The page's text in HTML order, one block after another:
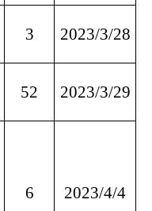
3 2023/3/28
52 2023/3/29
6 2023/4/4